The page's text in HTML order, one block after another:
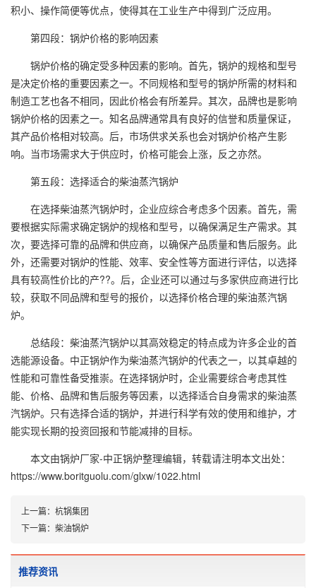
积小、操作简便等优点，使得其在工业生产中得到广泛应用。
第四段：锅炉价格的影响因素
锅炉价格的确定受多种因素的影响。首先，锅炉的规格和型号
是决定价格的重要因素之一。不同规格和型号的锅炉所需的材料和
制造工艺也各不相同，因此价格会有所差异。其次，品牌也是影响
锅炉价格的因素之一。知名品牌通常具有良好的信誉和质量保证，
其产品价格相对较高。后，市场供求关系也会对锅炉价格产生影
响。当市场需求大于供应时，价格可能会上涨，反之亦然。
第五段：选择适合的柴油蒸汽锅炉
在选择柴油蒸汽锅炉时，企业应综合考虑多个因素。首先，需
要根据实际需求确定锅炉的规格和型号，以确保满足生产需求。其
次，要选择可靠的品牌和供应商，以确保产品质量和售后服务。此
外，还需要对锅炉的性能、效率、安全性等方面进行评估，以选择
具有较高性价比的产??。后，企业还可以通过与多家供应商进行比
较，获取不同品牌和型号的报价，以选择价格合理的柴油蒸汽锅
炉。
总结段：柴油蒸汽锅炉以其高效稳定的特点成为许多企业的首
选能源设备。中正锅炉作为柴油蒸汽锅炉的代表之一，以其卓越的
性能和可靠性备受推崇。在选择锅炉时，企业需要综合考虑其性
能、价格、品牌和售后服务等因素，以选择适合自身需求的柴油蒸
汽锅炉。只有选择合适的锅炉，并进行科学有效的使用和维护，才
能实现长期的投资回报和节能减排的目标。
本文由锅炉厂家-中正锅炉整理编辑，转载请注明本文出处：
https://www.boritguolu.com/glxw/1022.html
上一篇： 杭锅集团
下一篇： 柴油锅炉
推荐资讯